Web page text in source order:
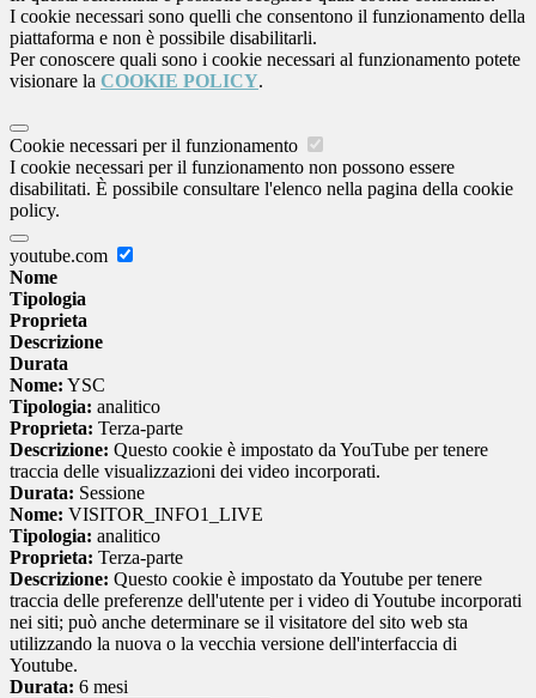
I cookie necessari sono quelli che consentono il funzionamento della
piattaforma e non è possibile disabilitarli.
Per conoscere quali sono i cookie necessari al funzionamento potete
visionare la COOKIE POLICY.
Cookie necessari per il funzionamento
I cookie necessari per il funzionamento non possono essere
disabilitati. È possibile consultare l'elenco nella pagina della cookie
policy.
youtube.com
Nome
Tipologia
Proprieta
Descrizione
Durata
Nome: YSC
Tipologia: analitico
Proprieta: Terza-parte
Descrizione: Questo cookie è impostato da YouTube per tenere
traccia delle visualizzazioni dei video incorporati.
Durata: Sessione
Nome: VISITOR_INFO1_LIVE
Tipologia: analitico
Proprieta: Terza-parte
Descrizione: Questo cookie è impostato da Youtube per tenere
traccia delle preferenze dell'utente per i video di Youtube incorporati
nei siti; può anche determinare se il visitatore del sito web sta
utilizzando la nuova o la vecchia versione dell'interfaccia di
Youtube.
Durata: 6 mesi